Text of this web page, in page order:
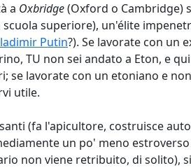
a Oxbridge(Oxford o Cambridge)
superiore), un'élite
Putin?). Se lavorate con un
TU non sei andato a Eton, e
lavorate con un etoniano e
utile.
(fa l'apicultore, costruisce
un po' meno
non viene retribuito, di solito),